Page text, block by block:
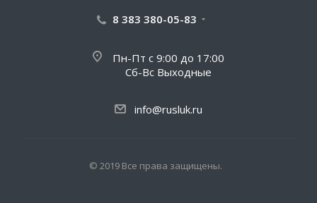
8 383 380-05-83
Пн-Пт с 9:00 до 17:00
Сб-Вс Выходные
info@rusluk.ru
© 2019 Все права защищены.